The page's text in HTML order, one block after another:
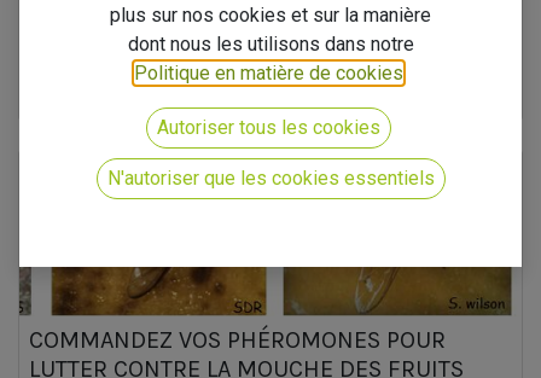
Services Payants avantages
COMMANDEZ VOS PHÉROMONES POUR
LUTTER CONTRE LA MOUCHE DES FRUITS
plus sur nos cookies et sur la manière
dont nous les utilisons dans notre
Politique en matière de cookies
Autoriser tous les cookies
N'autoriser que les cookies essentiels